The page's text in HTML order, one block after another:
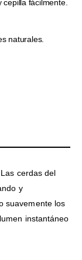
cepilla fácilmente.
naturales.
cerdas del
y
suavemente los
instantáneo